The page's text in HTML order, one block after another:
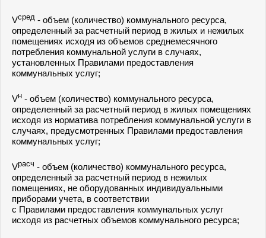
Vсред - объем (количество) коммунального ресурса,
определенный за расчетный период в жилых и нежилых
помещениях исходя из объемов среднемесячного
потребления коммунальной услуги в случаях,
установленных Правилами предоставления
коммунальных услуг;
Vн - объем (количество) коммунального ресурса,
определенный за расчетный период в жилых помещениях
исходя из норматива потребления коммунальной услуги в
случаях, предусмотренных Правилами предоставления
коммунальных услуг;
Vрасч - объем (количество) коммунального ресурса,
определенный за расчетный период в нежилых
помещениях, не оборудованных индивидуальными
приборами учета, в соответствии
с Правилами предоставления коммунальных услуг
исходя из расчетных объемов коммунального ресурса;